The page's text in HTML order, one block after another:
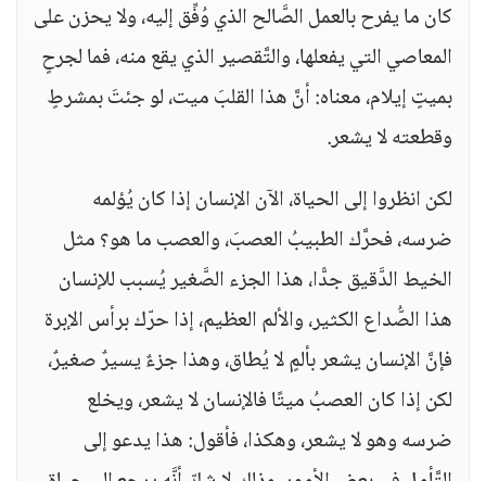
كان ما يفرح بالعمل الصَّالح الذي وُفِّق إليه، ولا يحزن على
المعاصي التي يفعلها، والتَّقصير الذي يقع منه، فما لجرحٍ
بميتٍ إيلام، معناه: أنَّ هذا القلبَ ميت، لو جئتَ بمشرطٍ
وقطعته لا يشعر.
لكن انظروا إلى الحياة، الآن الإنسان إذا كان يُؤلمه
ضرسه، فحرَّك الطبيبُ العصبَ، والعصب ما هو؟ مثل
الخيط الدَّقيق جدًّا، هذا الجزء الصَّغير يُسبب للإنسان
هذا الصُّداع الكثير، والألم العظيم، إذا حرّك برأس الإبرة
فإنَّ الإنسان يشعر بألمٍ لا يُطاق، وهذا جزءٌ يسيرٌ صغيرٌ،
لكن إذا كان العصبُ ميتًا فالإنسان لا يشعر، ويخلع
ضرسه وهو لا يشعر، وهكذا، فأقول: هذا يدعو إلى